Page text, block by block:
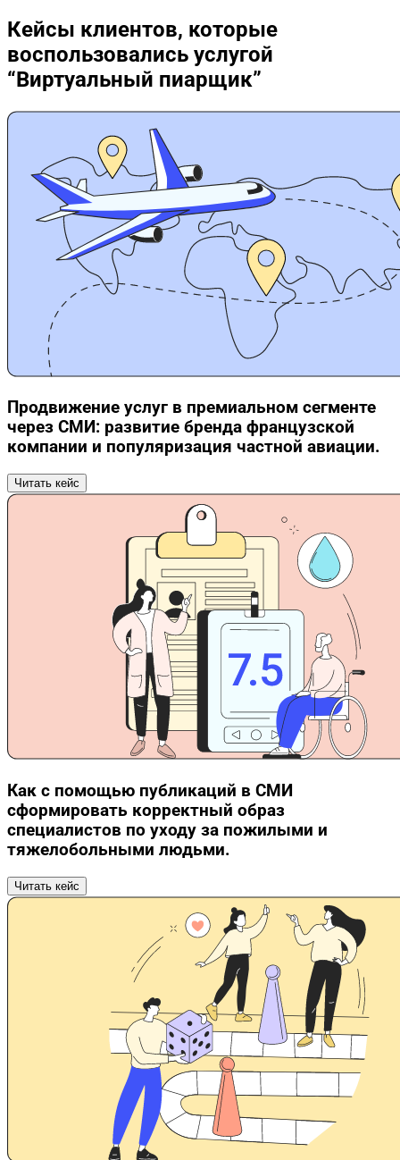
Кейсы клиентов, которые
воспользовались услугой
“Виртуальный пиарщик”
Продвижение услуг в премиальном сегменте
через СМИ: развитие бренда французской
компании и популяризация частной авиации.
Читать кейс
Как с помощью публикаций в СМИ
сформировать корректный образ
специалистов по уходу за пожилыми и
тяжелобольными людьми.
Читать кейс